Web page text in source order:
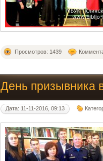
Просмотров: 1439
День призывника
Дата: 11-11-2016, 09:13